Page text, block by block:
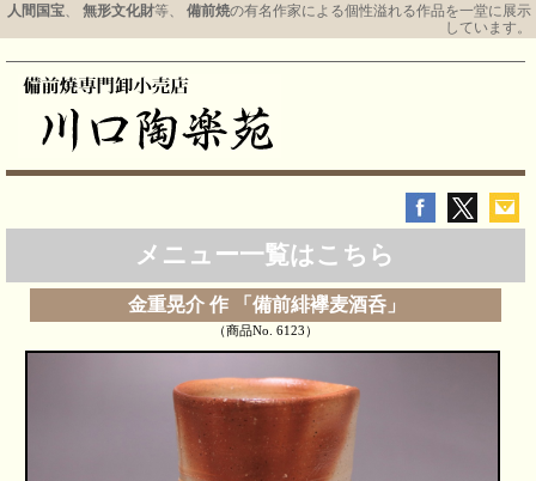
人間国宝、 無形文化財等、 備前焼の有名作家による個性溢れる作品を一堂に展示
しています。
メニュー一覧はこちら
金重晃介 作 「備前緋襷麦酒呑」
（商品No. 6123）